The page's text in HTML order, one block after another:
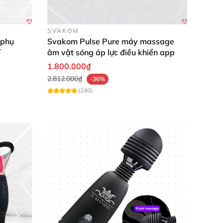
nhẹ với da.
cùng lúc. Sản phẩm mang tới cảm giác mịn
khoái cảm tối ưu và biến mọi khoảnh khắc
SVAKOM
Svakom Pulse Pure máy massage
âm vật sóng áp lực điều khiển app
1.800.000₫
2.812.000₫
-36%
(240)